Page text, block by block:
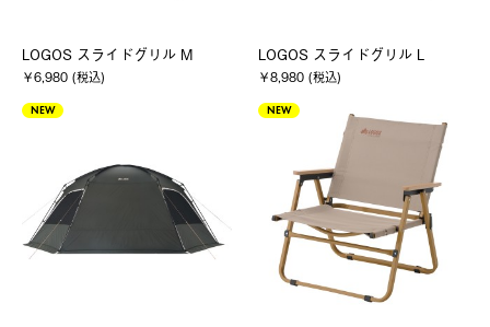
LOGOS スライドグリル M
￥6,980 (税込)
LOGOS スライドグリル L
￥8,980 (税込)
NEW NEW